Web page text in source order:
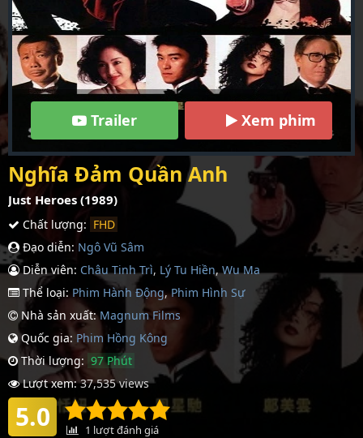
Trailer Xem phim
Nghĩa Đảm Quần Anh
Just Heroes (1989)
Chất lượng: FHD
Đạo diễn: Ngô Vũ Sâm
Diễn viên: Châu Tinh Trì, Lý Tu Hiền,Wu Ma
Thể loại: Phim Hành Động,Phim Hình Sự
Nhà sản xuất: Magnum Films
Quốc gia: Phim Hồng Kông
Thời lượng: 97 Phút
Lượt xem: 37,535 views
5.0 1 lượt đánh giá